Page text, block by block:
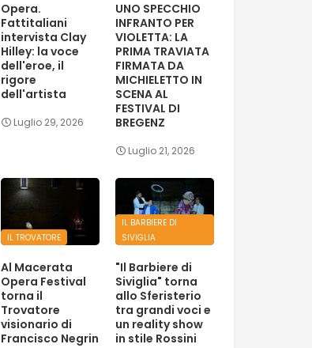
Opera.
Fattitaliani
intervista Clay
Hilley: la voce
dell'eroe, il
rigore
dell'artista
Luglio 29, 2026
UNO SPECCHIO
INFRANTO PER
VIOLETTA: LA
PRIMA TRAVIATA
FIRMATA DA
MICHIELETTO IN
SCENA AL
FESTIVAL DI
BREGENZ
Luglio 21, 2026
IL TROVATORE
Al Macerata
Opera Festival
torna il
Trovatore
visionario di
Francisco Negrin
IL BARBIERE DI
SIVIGLIA
"Il Barbiere di
Siviglia" torna
allo Sferisterio
tra grandi voci e
un reality show
in stile Rossini